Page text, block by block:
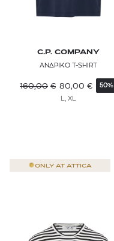
C.P. COMPANY
ΑΝΔΡΙΚΟ T-SHIRT
160,00 € 80,00 € 50%
L, XL
ONLY AT ATTICA